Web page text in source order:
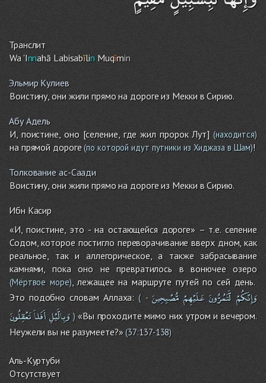
Транслит
Wa 'Innahā LabisabīlinMuqīmin
Эльмир Кулиев
Воистину, они жили прямо на дороге из Мекки в Сирию.
Абу Адель
И, поистине, оно [селение, где жил пророк Лут] (находится)
на прямой дороге(по которой идут путники из Хиджаза в Шам)!
Толкование ас-Саади
Воистину, они жили прямо на дороге из Мекки в Сирию.
Ибн Касир
«И, поистине, это - на остающейся дороге» – т.е. селение
Содом, которое постигло переворачивание вверх дном, как
реальное, так и аллегорическое, а также забрасывание
камнями, пока оно не превратилось в вонючее озеро
(Мёртвое море), лежащее на маршруте путей по сей день.
Это подобно словам Аллаха: ( وَإِنَّكُمْ لَّتَمُرُّونَ عَلَيْهِمْ مُّصْبِحِينَ -
وَبِالَّيْلِأَفَلاَتَعْقِلُونَ )«Вы проходите мимо них утром и вечером.
Неужели вы не разумеете?»(37:137-138)
Аль-Куртуби
Отсутствует